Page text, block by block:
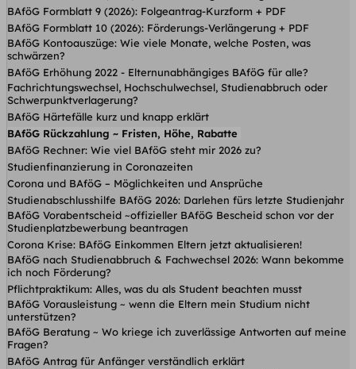
BAföG Formblatt 9 (2026): Folgeantrag-Kurzform + PDF
BAföG Formblatt 10 (2026): Förderungs-Verlängerung + PDF
BAföG Kontoauszüge: Wie viele Monate, welche Posten, was
schwärzen?
BAföG Erhöhung 2022 - Elternunabhängiges BAföG für alle?
Fachrichtungswechsel, Hochschulwechsel, Studienabbruch oder
Schwerpunktverlagerung?
BAföG Härtefälle kurz und knapp erklärt
BAföG Rückzahlung ~ Fristen, Höhe, Rabatte
BAföG Rechner: Wie viel BAföG steht mir 2026 zu?
Studienfinanzierung in Coronazeiten
Corona und BAföG – Möglichkeiten und Ansprüche
Studienabschlusshilfe BAföG 2026: Darlehen fürs letzte Studienjahr
BAföG Vorabentscheid ~offizieller BAföG Bescheid schon vor der
Studienplatzbewerbung beantragen
Corona Krise: BAföG Einkommen Eltern jetzt aktualisieren!
BAföG nach Studienabbruch & Fachwechsel 2026: Wann bekomme
ich noch Förderung?
Pflichtpraktikum: Alles, was du als Student beachten musst
BAföG Vorausleistung ~ wenn die Eltern mein Studium nicht
unterstützen?
BAföG Beratung ~ Wo kriege ich zuverlässige Antworten auf meine
Fragen?
BAföG Antrag für Anfänger verständlich erklärt